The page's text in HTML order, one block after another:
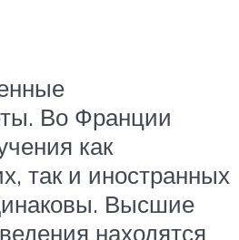
Во Франции
как
так и иностранных
Высшие
находятся